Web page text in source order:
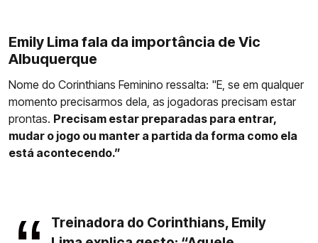
Emily Lima fala da importância de Vic
Albuquerque
Nome do Corinthians Feminino ressalta: "E, se em qualquer
momento precisarmos dela, as jogadoras precisam estar
prontas. Precisam estar preparadas para entrar,
mudar o jogo ou manter a partida da forma como ela
está acontecendo.”
Treinadora do Corinthians, Emily